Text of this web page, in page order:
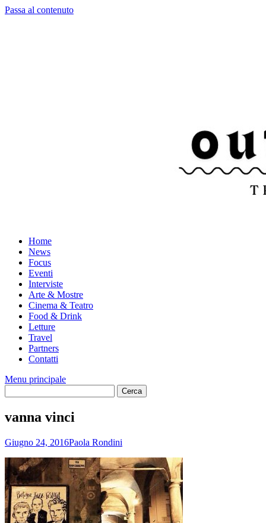
Passa al contenuto
Home
News
Focus
Eventi
Interviste
Arte & Mostre
Cinema & Teatro
Food & Drink
Letture
Travel
Partners
Contatti
Menu principale
vanna vinci
Giugno 24, 2016Paola Rondini